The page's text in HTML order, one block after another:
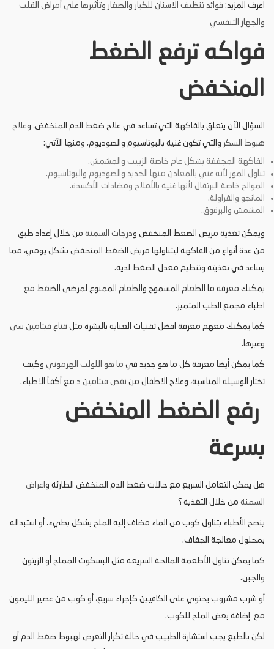
اعرف المزيد: فوائد تنظيف الاسنان للكبار والصغار وتأثيرها على أمراض القلب
والجهاز التنفسي
فواكه ترفع الضغط
المنخفض
السؤال الآن يتعلق بالفاكهة التي تساعد في علاج ضغط الدم المنخفض، وعلاج
هبوط السكر والتي تكون غنية بالبوتاسيوم والصوديوم، ومنها الآتي:
الفاكهة المجففة بشكل عام خاصة الزبيب والمشمش.
تناول الموز لأنه غني بالمعادن منها الحديد والصوديوم والبوتاسيوم.
الموالح خاصة البرتقال لأنها غنية بالأملاح ومضادات الأكسدة.
المانجو والفراولة.
المشمش والبرقوق.
ويمكن تغذية مريض الضغط المنخفض ودرجات السمنة من خلال إعداد طبق
من عدة أنواع من الفاكهة ليتناولها مريض الضغط المنخفض بشكل يومي، مما
يساعد في تغذيته وتنظيم معدل الضغط لديه.
يمكنك معرفة ما الطعام المسموح والطعام الممنوع لمرضى الضغط مع
اطباء مجمع الطب المتميز.
كما يمكنك معهم معرفة افضل تقنيات العناية بالبشرة مثل قناع فيتامين سى
وغيرها.
كما يمكن أيضا معرفة كل ما هو جديد في ما هو اللولب الهرموني وكيف
تختار الوسيلة المناسبة، وعلاج الاطفال من نقص فيتامين د مع أكفأ الاطباء.
رفع الضغط المنخفض
بسرعة
هل يمكن التعامل السريع مع حالات ضغط الدم المنخفض الطارئة و اعراض
السمنة من خلال التغذية ؟
ينصح الأطباء بتناول كوب من الماء مضاف إليه الملح بشكل بطيء، أو استبداله
بمحلول معالجة الجفاف.
كما يمكن تناول الأطعمة المالحة السريعة مثل البسكوت المملح أو الزيتون
والجبن.
أو شرب مشروب يحتوي على الكافيين كإجراء سريع، أو كوب من عصير الليمون
مع إضافة بعض الملح للكوب.
لكن بالطبع يجب استشارة الطبيب في حالة تكرار التعرض لهبوط ضغط الدم أو